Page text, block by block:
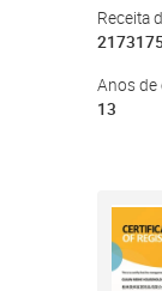
Receita
Anos de
13